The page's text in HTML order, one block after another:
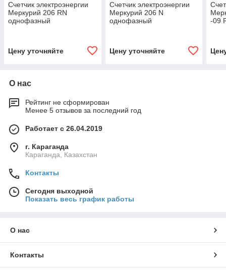
Счетчик электроэнергии
Меркурий 206 RN
однофазный
Цену уточняйте
Счетчик электроэнергии
Меркурий 206 N
однофазный
Цену уточняйте
-09
О нас
Рейтинг не сформирован
Менее 5 отзывов за последний год
Работает с 26.04.2019
г. Караганда
Караганда, Казахстан
Контакты
Сегодня выходной
Показать весь график работы
О нас
Контакты